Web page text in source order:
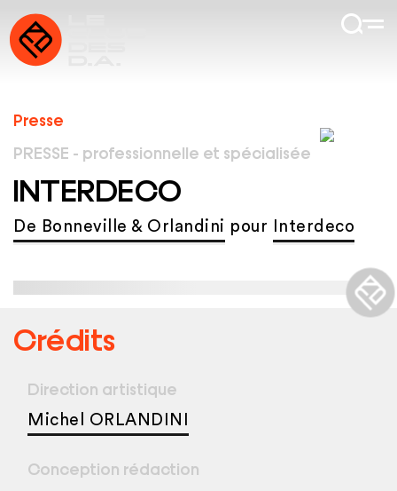
Presse
PRESSE - professionnelle et spécialisée
INTERDECO
De Bonneville & Orlandini pour Interdeco
Crédits
Direction artistique
Michel ORLANDINI
Conception rédaction